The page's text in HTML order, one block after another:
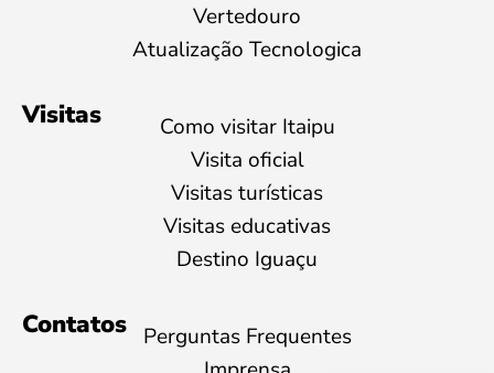
Vertedouro
Atualização Tecnologica
Visitas
Como visitar Itaipu
Visita oficial
Visitas turísticas
Visitas educativas
Destino Iguaçu
Contatos
Perguntas Frequentes